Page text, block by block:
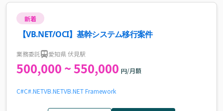
新着
【VB.NET/OCI】基幹システム移行案件
業務委託 愛知県 伏見駅
500,000 ~ 550,000 円/月額
C#C#.NETVB.NETVB.NET Framework